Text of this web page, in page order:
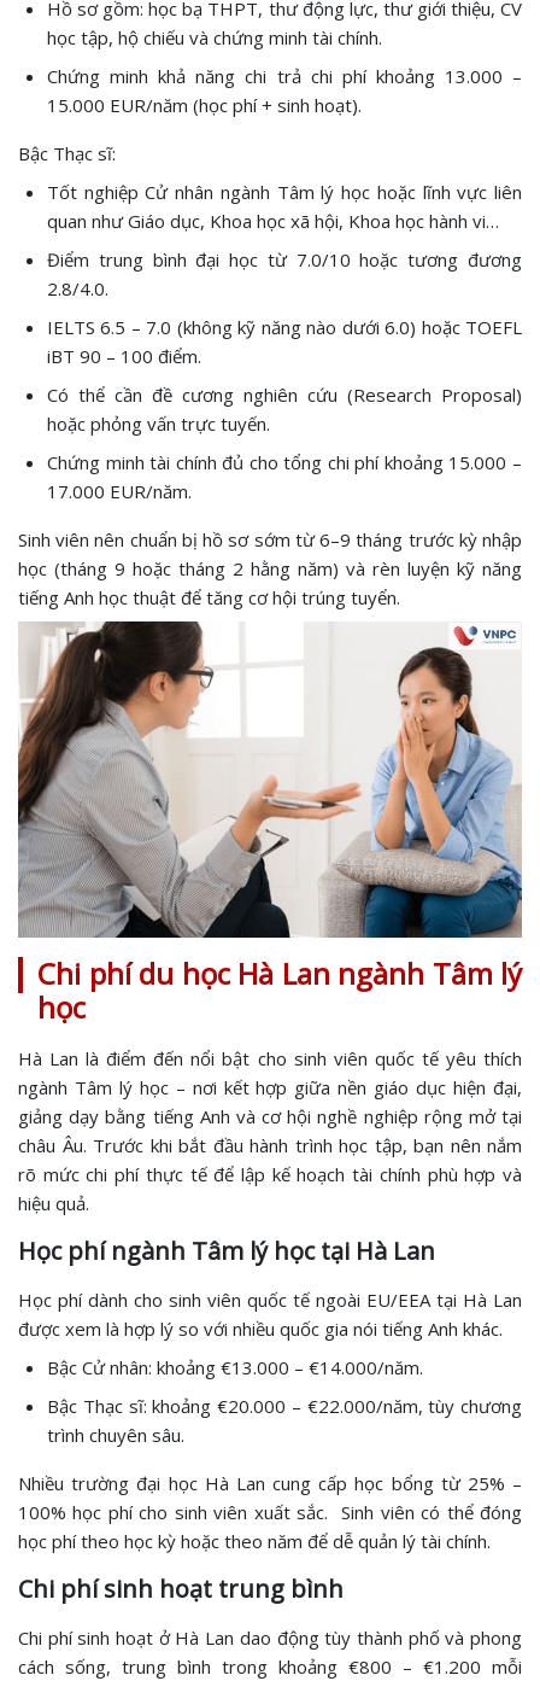
Hồ sơ gồm: học bạ THPT, thư động lực, thư giới thiệu, CV
học tập, hộ chiếu và chứng minh tài chính.
Chứng minh khả năng chi trả chi phí khoảng 13.000 –
15.000 EUR/năm (học phí + sinh hoạt).
Bậc Thạc sĩ:
Tốt nghiệp Cử nhân ngành Tâm lý học hoặc lĩnh vực liên
quan như Giáo dục, Khoa học xã hội, Khoa học hành vi…
Điểm trung bình đại học từ 7.0/10 hoặc tương đương
2.8/4.0.
IELTS 6.5 – 7.0 (không kỹ năng nào dưới 6.0) hoặc TOEFL
iBT 90 – 100 điểm.
Có thể cần đề cương nghiên cứu (Research Proposal)
hoặc phỏng vấn trực tuyến.
Chứng minh tài chính đủ cho tổng chi phí khoảng 15.000 –
17.000 EUR/năm.
Sinh viên nên chuẩn bị hồ sơ sớm từ 6–9 tháng trước kỳ nhập
học (tháng 9 hoặc tháng 2 hằng năm) và rèn luyện kỹ năng
tiếng Anh học thuật để tăng cơ hội trúng tuyển.
Chi phí du học Hà Lan ngành Tâm lý
học
Hà Lan là điểm đến nổi bật cho sinh viên quốc tế yêu thích
ngành Tâm lý học – nơi kết hợp giữa nền giáo dục hiện đại,
giảng dạy bằng tiếng Anh và cơ hội nghề nghiệp rộng mở tại
châu Âu. Trước khi bắt đầu hành trình học tập, bạn nên nắm
rõ mức chi phí thực tế để lập kế hoạch tài chính phù hợp và
hiệu quả.
Học phí ngành Tâm lý học tại Hà Lan
Học phí dành cho sinh viên quốc tế ngoài EU/EEA tại Hà Lan
được xem là hợp lý so với nhiều quốc gia nói tiếng Anh khác.
Bậc Cử nhân: khoảng €13.000 – €14.000/năm.
Bậc Thạc sĩ: khoảng €20.000 – €22.000/năm, tùy chương
trình chuyên sâu.
Nhiều trường đại học Hà Lan cung cấp học bổng từ 25% –
100% học phí cho sinh viên xuất sắc. Sinh viên có thể đóng
học phí theo học kỳ hoặc theo năm để dễ quản lý tài chính.
Chi phí sinh hoạt trung bình
Chi phí sinh hoạt ở Hà Lan dao động tùy thành phố và phong
cách sống, trung bình trong khoảng €800 – €1.200 mỗi